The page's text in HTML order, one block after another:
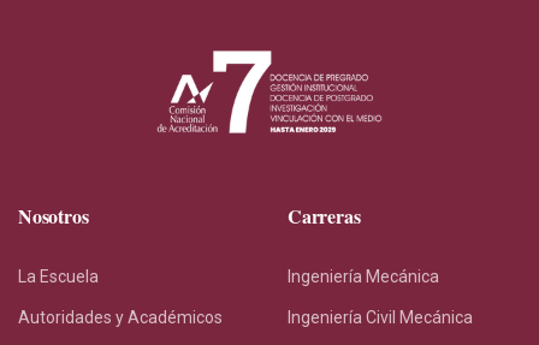
Nosotros
La Escuela
Autoridades y Académicos
Carreras
Ingeniería Mecánica
Ingeniería Civil Mecánica